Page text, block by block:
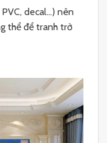
decal…) nên
thể để tranh trở